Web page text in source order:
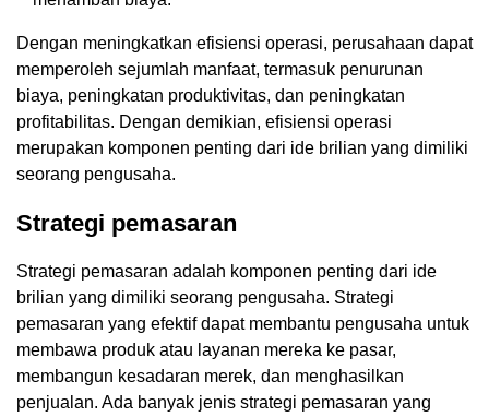
Dengan meningkatkan efisiensi operasi, perusahaan dapat
memperoleh sejumlah manfaat, termasuk penurunan
biaya, peningkatan produktivitas, dan peningkatan
profitabilitas. Dengan demikian, efisiensi operasi
merupakan komponen penting dari ide brilian yang dimiliki
seorang pengusaha.
Strategi pemasaran
Strategi pemasaran adalah komponen penting dari ide
brilian yang dimiliki seorang pengusaha. Strategi
pemasaran yang efektif dapat membantu pengusaha untuk
membawa produk atau layanan mereka ke pasar,
membangun kesadaran merek, dan menghasilkan
penjualan. Ada banyak jenis strategi pemasaran yang